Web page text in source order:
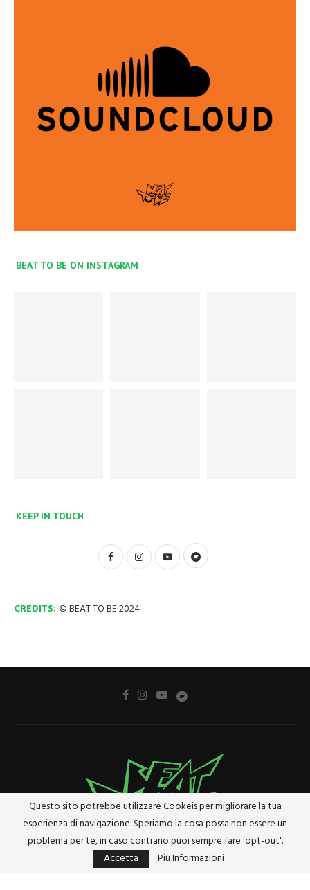
BEAT TO BE ON INSTAGRAM
KEEP IN TOUCH
CREDITS: © BEAT TO BE 2024
Cookie Policy
Questo sito potrebbe utilizzare Cookeis per migliorare la tua
esperienza di navigazione. Speriamo la cosa possa non essere un
problema per te, in caso contrario puoi sempre fare 'opt-out'.
Accetta
Più Informazioni